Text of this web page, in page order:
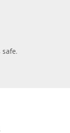
safe.